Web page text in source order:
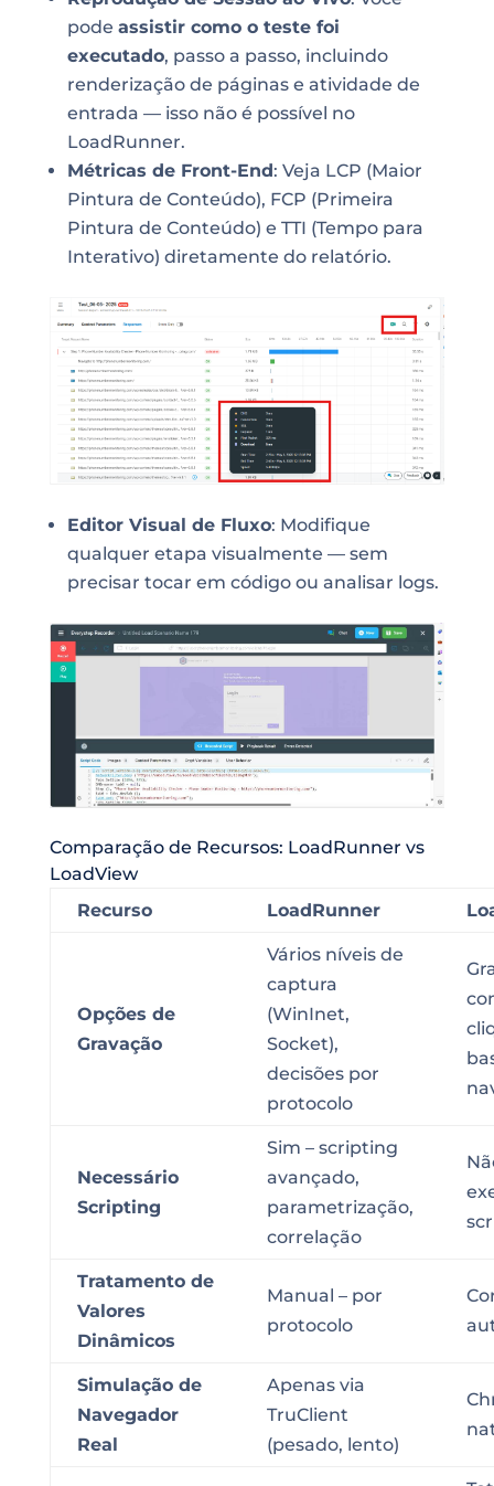
pode assistir como o teste foi
executado, passo a passo, incluindo
renderização de páginas e atividade de
entrada — isso não é possível no
LoadRunner.
Métricas de Front-End: Veja LCP (Maior
Pintura de Conteúdo), FCP (Primeira
Pintura de Conteúdo) e TTI (Tempo para
Interativo) diretamente do relatório.
Editor Visual de Fluxo: Modifique
qualquer etapa visualmente — sem
precisar tocar em código ou analisar logs.
Comparação de Recursos: LoadRunner vs
LoadView
Recurso
LoadRunner
Opções de
Gravação
Vários níveis de
captura
(WinInet,
Socket),
decisões por
protocolo
Necessário
Scripting
Sim – scripting
avançado,
parametrização,
correlação
Tratamento de
Valores
Dinâmicos
Manual – por
protocolo
Simulação de
Navegador
Real
Apenas via
TruClient
(pesado, lento)